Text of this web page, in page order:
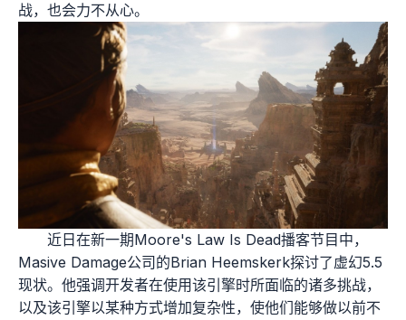
战，也会力不从心。
近日在新一期Moore's Law Is Dead播客节目中，
Masive Damage公司的Brian Heemskerk探讨了虚幻5.5
现状。他强调开发者在使用该引擎时所面临的诸多挑战，
以及该引擎以某种方式增加复杂性，使他们能够做以前不